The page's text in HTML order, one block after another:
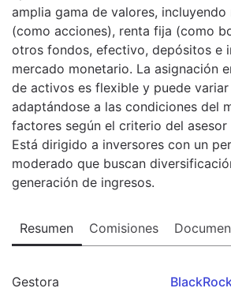
amplia gama de valores,
(como acciones), renta fija (como
otros fondos, efectivo, depósitos e
mercado monetario. La asignación
de activos es flexible y puede variar
adaptándose a las condiciones del
factores según el criterio del asesor
Está dirigido a inversores con un
moderado que buscan
generación de ingresos.
Resumen Comisiones
Gestora